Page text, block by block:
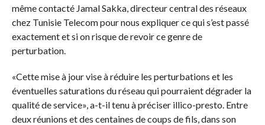
même contacté Jamal Sakka, directeur central des réseaux
chez Tunisie Telecom pour nous expliquer ce qui s’est passé
exactement et si on risque de revoir ce genre de
perturbation.
«Cette mise à jour vise à réduire les perturbations et les
éventuelles saturations du réseau qui pourraient dégrader la
qualité de service», a-t-il tenu à préciser illico-presto. Entre
deux réunions et des centaines de coups de fils, dans son